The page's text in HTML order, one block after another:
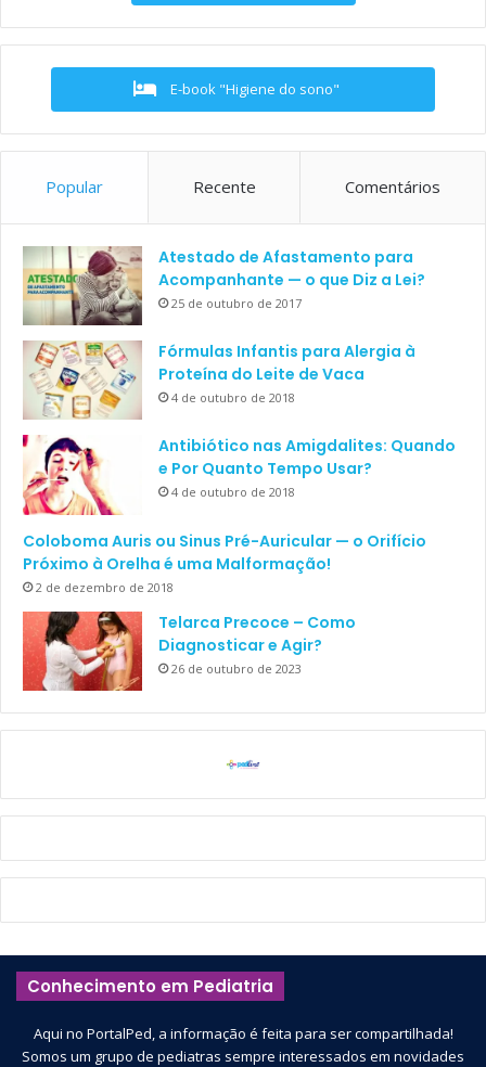
E-book "Higiene do sono"
Popular Recente Comentários
Atestado de Afastamento para
Acompanhante — o que Diz a Lei?
25 de outubro de 2017
Fórmulas Infantis para Alergia à
Proteína do Leite de Vaca
4 de outubro de 2018
Antibiótico nas Amigdalites: Quando
e Por Quanto Tempo Usar?
4 de outubro de 2018
Coloboma Auris ou Sinus Pré-Auricular — o Orifício
Próximo à Orelha é uma Malformação!
2 de dezembro de 2018
Telarca Precoce – Como
Diagnosticar e Agir?
26 de outubro de 2023
Conhecimento em Pediatria
Aqui no PortalPed, a informação é feita para ser compartilhada!
Somos um grupo de pediatras sempre interessados em novidades